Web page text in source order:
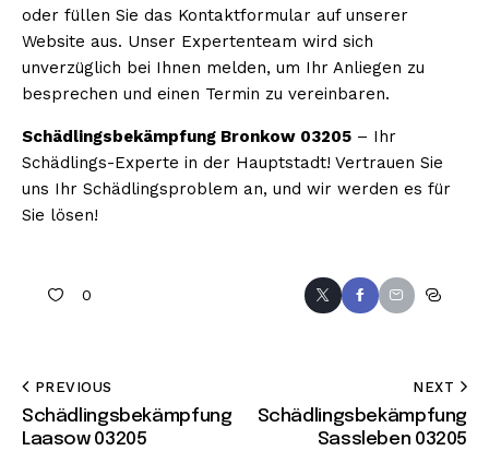
oder füllen Sie das Kontaktformular auf unserer
Website aus. Unser Expertenteam wird sich
unverzüglich bei Ihnen melden, um Ihr Anliegen zu
besprechen und einen Termin zu vereinbaren.
Schädlingsbekämpfung Bronkow 03205 – Ihr
Schädlings-Experte in der Hauptstadt! Vertrauen Sie
uns Ihr Schädlingsproblem an, und wir werden es für
Sie lösen!
0
PREVIOUS
Schädlingsbekämpfung
Laasow 03205
NEXT
Schädlingsbekämpfung
Sassleben 03205